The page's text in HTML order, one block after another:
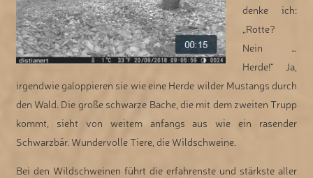
denke ich:
„Rotte?
Nein …
Herde!“ Ja,
irgendwie galoppieren sie wie eine Herde wilder Mustangs durch
den Wald. Die große schwarze Bache, die mit dem zweiten Trupp
kommt, sieht von weitem anfangs aus wie ein rasender
Schwarzbär. Wundervolle Tiere, die Wildschweine.
Bei den Wildschweinen führt die erfahrenste und stärkste aller